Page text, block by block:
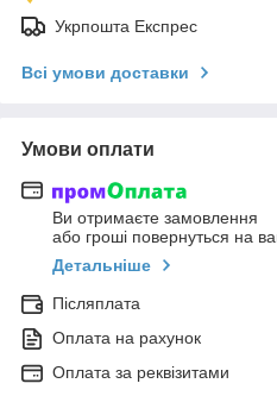
Укрпошта Експрес
Всі умови доставки
Умови оплати
Ви отримаєте замовлення
або гроші повернуться на
Детальніше
Післяплата
Оплата на рахунок
Оплата за реквізитами